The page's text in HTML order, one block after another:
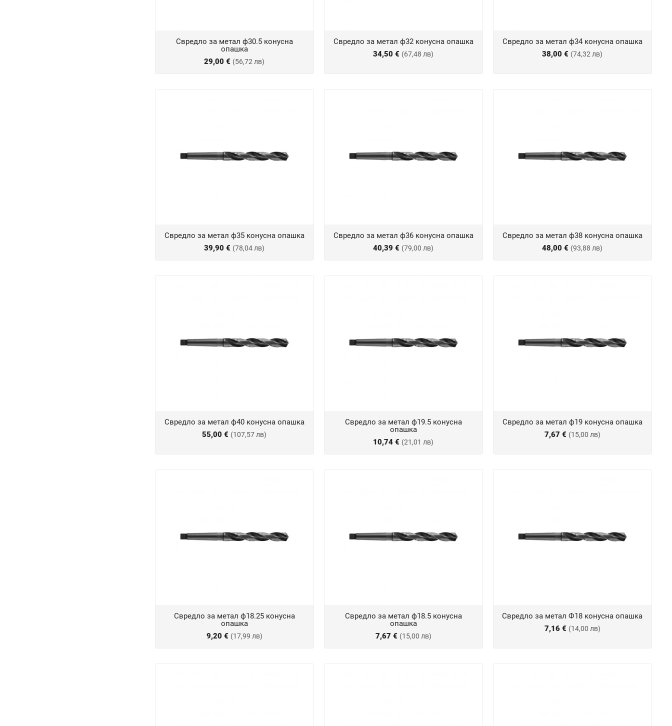
Свредло за метал ф30.5 конусна
опашка
29,00 € (56,72 лв)
Свредло за метал ф32 конусна опашка
34,50 € (67,48 лв)
Свредло за метал ф34 конусна опашка
38,00 € (74,32 лв)
Свредло за метал ф35 конусна опашка
39,90 € (78,04 лв)
Свредло за метал ф36 конусна опашка
40,39 € (79,00 лв)
Свредло за метал ф38 конусна опашка
48,00 € (93,88 лв)
Свредло за метал ф40 конусна опашка
55,00 € (107,57 лв)
Свредло за метал ф19.5 конусна
опашка
10,74 € (21,01 лв)
Свредло за метал ф19 конусна опашка
7,67 € (15,00 лв)
Свредло за метал ф18.25 конусна
опашка
9,20 € (17,99 лв)
Свредло за метал ф18.5 конусна
опашка
7,67 € (15,00 лв)
Свредло за метал Ф18 конусна опашка
7,16 € (14,00 лв)